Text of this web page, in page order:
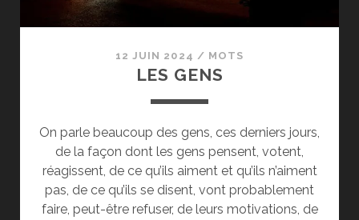
12 JUIN 2024 / MOTS
LES GENS
On parle beaucoup des gens, ces derniers jours,
de la façon dont les gens pensent, votent,
réagissent, de ce qu’ils aiment et qu’ils n’aiment
pas, de ce qu’ils se disent, vont probablement
faire, peut-être refuser, de leurs motivations, de